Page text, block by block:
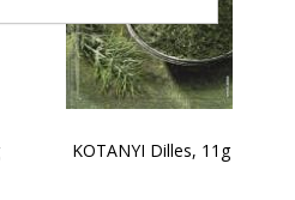
KOTANYI Dilles, 11g